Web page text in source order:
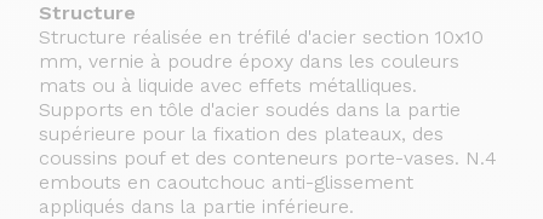
Structure
Structure réalisée en tréfilé d'acier section 10x10
mm, vernie à poudre époxy dans les couleurs
mats ou à liquide avec effets métalliques.
Supports en tôle d'acier soudés dans la partie
supérieure pour la fixation des plateaux, des
coussins pouf et des conteneurs porte-vases. N.4
embouts en caoutchouc anti-glissement
appliqués dans la partie inférieure.